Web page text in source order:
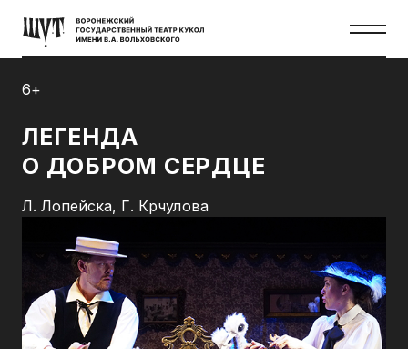
6+
ЛЕГЕНДА
О ДОБРОМ СЕРДЦЕ
Л. Лопейска, Г. Крчулова